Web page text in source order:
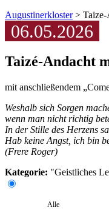
Augustinerkloster> Taize-
06.05.2026
Taizé-Andacht
mit anschließendem
Weshalb sich Sorgen
wenn man nicht richtig
In der Stille des Herzens
Hab keine Angst, ich bin
(Frere Roger)
Kategorie: "Geistliches
Alle